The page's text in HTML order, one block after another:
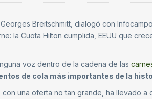
Breitschmitt, dialogó con
la Cuota Hilton cumplida, EEUU que
voz dentro de la cadena de las
de cola más importantes de la
con una oferta no tan grande, ha llevado a